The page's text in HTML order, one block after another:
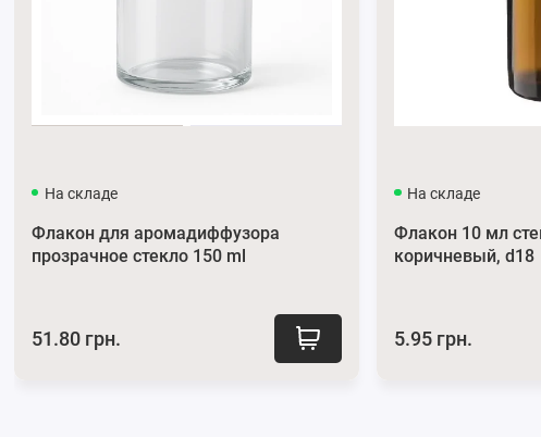
На складе
Флакон для аромадиффузора
прозрачное стекло 150 ml
51.80 грн.
На складе
Флакон 10 мл
коричневый, d18
5.95 грн.